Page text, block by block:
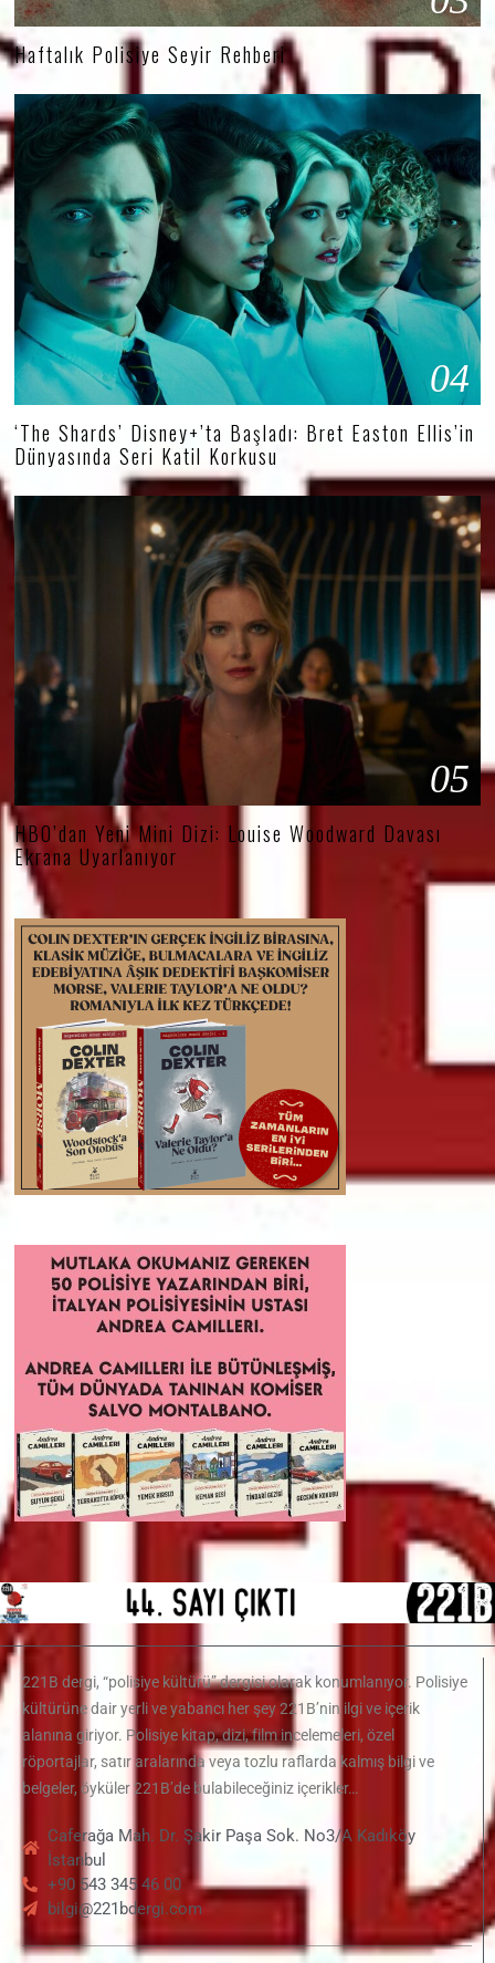
Haftalık Polisiye Seyir Rehberi
04
‘The Shards’ Disney+’ta Başladı: Bret Easton Ellis’in
Dünyasında Seri Katil Korkusu
05
HBO’dan Yeni Mini Dizi: Louise Woodward Davası
Ekrana Uyarlanıyor
221B dergi, “polisiye kültürü” dergisi olarak konumlanıyor. Polisiye
kültürüne dair yerli ve yabancı her şey 221B’nin ilgi ve içerik
alanına giriyor. Polisiye kitap, dizi, film incelemeleri, özel
röportajlar, satır aralarında veya tozlu raflarda kalmış bilgi ve
belgeler, öyküler 221B’de bulabileceğiniz içerikler…
Caferağa Mah. Dr. Şakir Paşa Sok. No3/A Kadıköy
İstanbul
+90 543 345 46 00
bilgi@221bdergi.com